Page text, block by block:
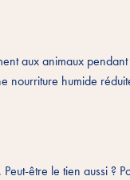
aux animaux
nourriture humide
être le tien aussi ?